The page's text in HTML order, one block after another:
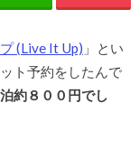
(Live It Up) 」とい
ト予約をしたんで
約８００円でし